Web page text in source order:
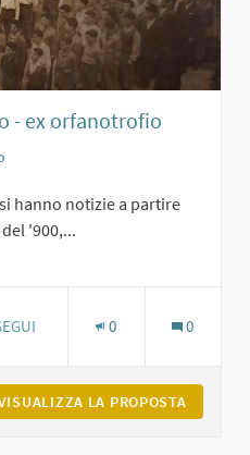
- ex orfanotrofio
hanno notizie a partire
'900,...
luoghi della comunità
SOSTENITORI 0 0
LA PROPOSTA